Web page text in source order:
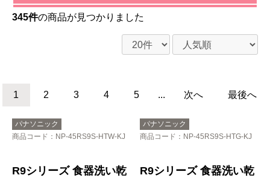
345件の商品が見つかりました
1 2 3 4 5 ... 次へ 最後へ
パナソニック
商品コード ：NP-45RS9S-HTW-KJ
パナソニック
商品コード ：NP-45RS9S-HTG-KJ
R9シリーズ 食器洗い乾